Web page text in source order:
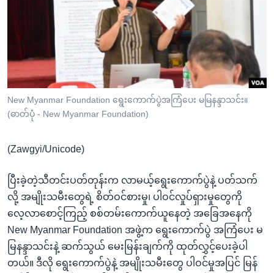
ညွန်း
စာမျက်နှာ
ကျော်
ရန်
နေရာ
ကျော်
ရန်
မကြေးမုံရဲ့ အင်္ဂလိပ်စာ
ရုပ်ရှင်ထဲက အင်္ဂလိပ်စာ
သုတပဒေသာ အင်္ဂလိပ်စာ
ရေဒီယိုနှင့်ရုပ်သံ အချက်အလက်များ
ရေဒီယို/တီဗွီအစီအစဉ်
Learning English
ဘာသာစကားများ
New Myanmar Foundation ရွေးကောက်ပွဲအကြံပေး မမြနန္ဒာသင်း။
(ဓာတ်ပုံ - New Myanmar Foundation)
(Zawgyi/Unicode)
ပြီးခဲ့တဲ့သီတင်းပတ်တုန်းက လာမယ့်ရွေးကောက်ပွဲနဲ့ ပတ်သက်
လို့ အမျိုးသမီးတွေရဲ့ စိတ်ဝင်စားမှု၊ ပါဝင်လှုပ်ရှားမှုတွေကို
လေ့လာစောင့်ကြည့် စစ်တမ်းကောက်ယူနေတဲ့ အခြေအနေကို
New Myanmar Foundation အဖွဲ့က ရွေးကောက်ပွဲ အကြံပေး မ
မြနန္ဒာသင်းနဲ့ ဆက်သွယ် မေးမြန်းချက်ကို ထုတ်လွှင့်ပေးခဲ့ပါ
တယ်။ ဒီလို ရွေးကောက်ပွဲနဲ့ အမျိုးသမီးတွေ ပါဝင်မှုအပြင် မြန်